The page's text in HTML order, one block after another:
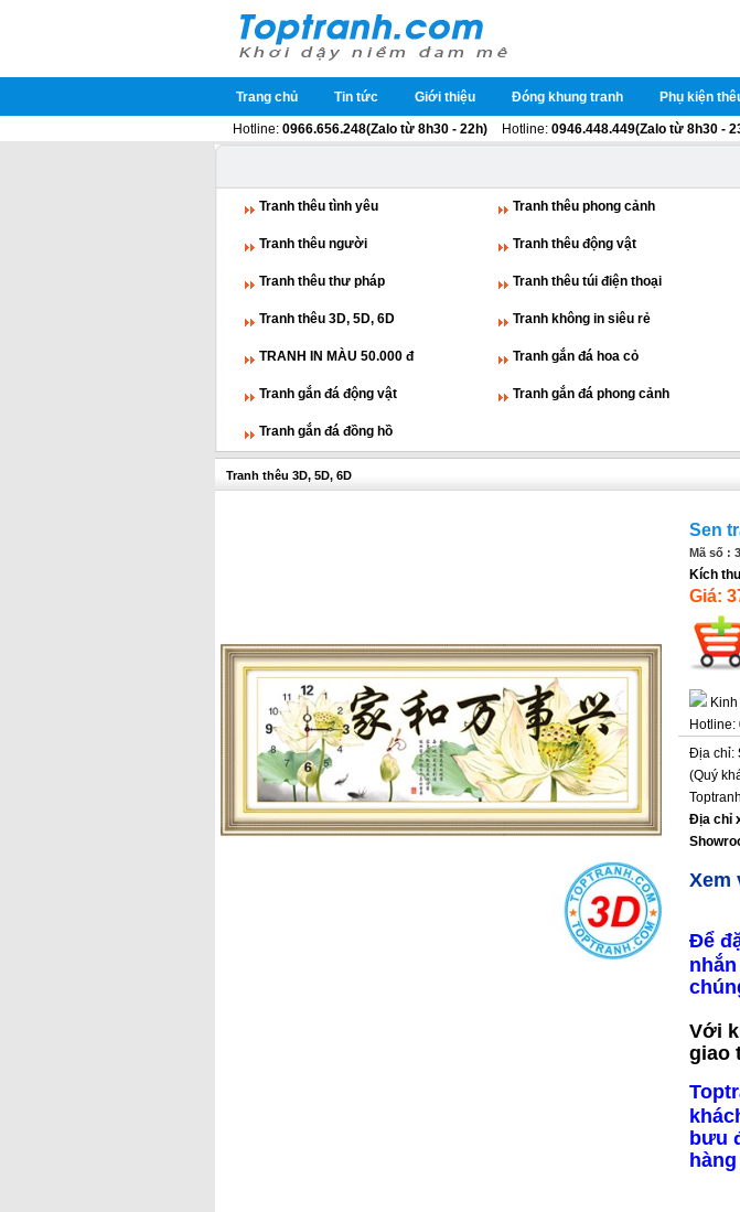
Trang chủ Tin tức Giới thiệu Đóng khung tranh Phụ kiện
Hotline: 0966.656.248(Zalo từ 8h30 - 22h) Hotline: 0946.448.449(Zalo từ 8h30 -
Tranh thêu tình yêu Tranh thêu phong cảnh
Tranh thêu người Tranh thêu động vật
Tranh thêu thư pháp Tranh thêu túi điện thoại
Tranh thêu 3D, 5D, 6D Tranh không in siêu rẻ
TRANH IN MÀU 50.000 đ Tranh gắn đá hoa cỏ
Tranh gắn đá động vật Tranh gắn đá phong cảnh
Tranh gắn đá đồng hồ
Tranh thêu 3D, 5D, 6D
Sen
Mã số :
Kích
Giá:
Hotline:
Địa chỉ:
(Quý
Địa chỉ
Xem
Để
Với
giao
bưu